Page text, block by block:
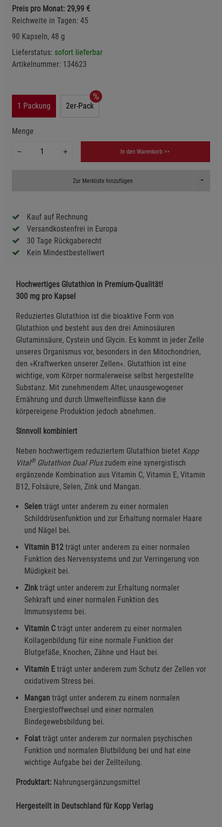
Preis pro Monat: 29,99 €
Reichweite in Tagen: 45
90 Kapseln, 48 g
Lieferstatus: sofort lieferbar
Artikelnummer: 134623
1 Packung 2er-Pack
Menge
In den Warenkorb >>
Zur Merkliste hinzufügen Toggle
Kauf auf Rechnung
Versandkostenfrei in Europa
30 Tage Rückgaberecht
Kein Mindestbestellwert
Hochwertiges Glutathion in Premium-Qualität!
300 mg pro Kapsel
Reduziertes Glutathion ist die bioaktive Form von
Glutathion und besteht aus den drei Aminosäuren
Glutaminsäure, Cystein und Glycin. Es kommt in jeder Zelle
unseres Organismus vor, besonders in den Mitochondrien,
den »Kraftwerken unserer Zellen«. Glutathion ist eine
wichtige, vom Körper normalerweise selbst hergestellte
Substanz. Mit zunehmendem Alter, unausgewogener
Ernährung und durch Umwelteinflüsse kann die
körpereigene Produktion jedoch abnehmen.
Sinnvoll kombiniert
Neben hochwertigem reduziertem Glutathion bietet Kopp
Vital®Glutathion Dual Pluszudem eine synergistisch
ergänzende Kombination aus Vitamin C, Vitamin E, Vitamin
B12, Folsäure, Selen, Zink und Mangan.
Selen trägt unter anderem zu einer normalen
Schilddrüsenfunktion und zur Erhaltung normaler Haare
und Nägel bei.
Vitamin B12 trägt unter anderem zu einer normalen
Funktion des Nervensystems und zur Verringerung von
Müdigkeit bei.
Zinkträgt unter anderem zur Erhaltung normaler
Sehkraft und einer normalen Funktion des
Immunsystems bei.
Vitamin C trägt unter anderem zu einer normalen
Kollagenbildung für eine normale Funktion der
Blutgefäße, Knochen, Zähne und Haut bei.
Vitamin E trägt unter anderem zum Schutz der Zellen vor
oxidativem Stress bei.
Mangan trägt unter anderem zu einem normalen
Energiestoffwechsel und einer normalen
Bindegewebsbildung bei.
Folat trägt unter anderem zur normalen psychischen
Funktion und normalen Blutbildung bei und hat eine
wichtige Aufgabe bei der Zellteilung.
Produktart: Nahrungsergänzungsmittel
Hergestellt in Deutschland für Kopp Verlag